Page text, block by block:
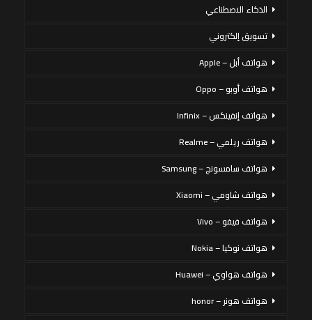
الذكاء الاصطناعي
تسويق إلكتروني
هواتف أبل – Apple
هواتف أوبو – Oppo
هواتف إنفينكس – Infinix
هواتف ريلمي – Realme
هواتف سامسونج – Samsung
هواتف شاومي – Xiaomi
هواتف فيفو – Vivo
هواتف نوكيا – Nokia
هواتف هواوي – Huawei
هواتف هونر – honor